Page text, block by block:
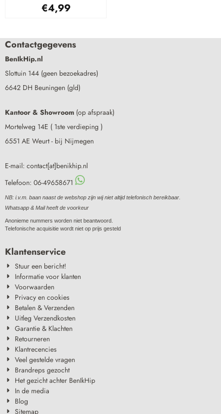
€4,99
Contactgegevens
BenIkHip.nl
Slottuin 144 (geen bezoekadres)
6642 DH Beuningen (gld)
Kantoor & Showroom (op afspraak)
Mortelweg 14E ( 1ste verdieping )
6551 AE Weurt - bij Nijmegen
E-mail: contact[at]benikhip.nl
Telefoon: 06-49658671
NB: i.v.m. baan naast de webshop zijn wij niet altijd telefonisch bereikbaar.
Whatsapp & Mail heeft de voorkeur
Anonieme nummers worden niet beantwoord.
Telefonische acquisitie wordt niet op prijs gesteld
Klantenservice
Stuur een bericht!
Informatie voor klanten
Voorwaarden
Privacy en cookies
Betalen & Verzenden
Uitleg Verzendkosten
Garantie & Klachten
Retourneren
Klantrecencies
Veel gestelde vragen
Brandreps gezocht
Het gezicht achter BenIkHip
In de media
Blog
Sitemap